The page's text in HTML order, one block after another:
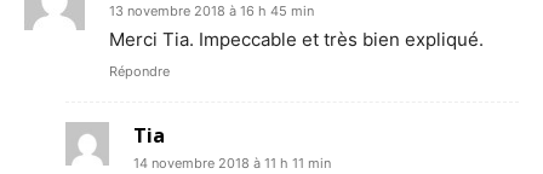
13 novembre 2018 à 16 h 45 min
Merci Tia. Impeccable et très bien expliqué.
Répondre
Tia
14 novembre 2018 à 11 h 11 min